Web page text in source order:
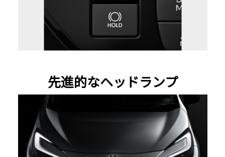
先進的なヘッドランプ